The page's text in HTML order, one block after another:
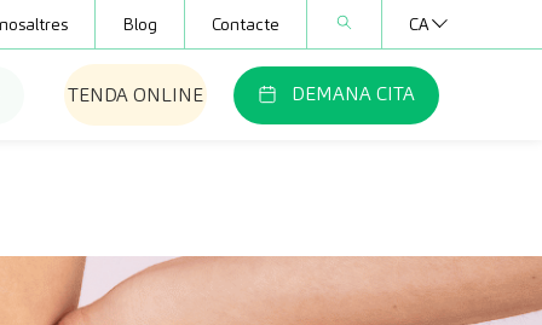
Blog Contacte CA
TENDA ONLINE DEMANA CITA